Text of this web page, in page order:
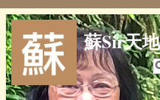
Skip to main content
蘇Sir天地